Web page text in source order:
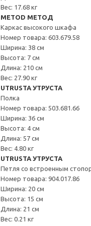
Вес: 17.68 кг
METOD МЕТОД
Каркас высокого шкафа
Номер товара: 603.679.58
Ширина: 38 см
Высота: 7 см
Длина: 210 см
Вес: 27.90 кг
UTRUSTA УТРУСТА
Полка
Номер товара: 503.681.66
Ширина: 36 см
Высота: 4 см
Длина: 57 см
Вес: 4.80 кг
UTRUSTA УТРУСТА
Петля со встроенным
Номер товара: 904.017.86
Ширина: 20 см
Высота: 15 см
Длина: 21 см
Вес: 0.21 кг